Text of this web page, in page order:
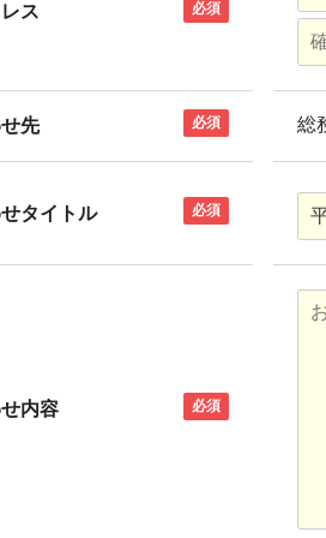
ス 必須
先 必須 総
タイトル 必須
内容 必須